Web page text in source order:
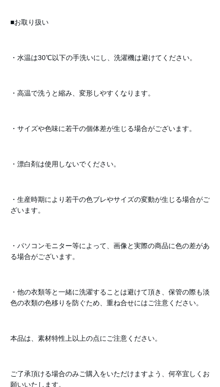
■お取り扱い
・水温は30℃以下の手洗いにし、洗濯機は避けてください。
・高温で洗うと縮み、変形しやすくなります。
・サイズや色味に若干の個体差が生じる場合がございます。
・漂白剤は使用しないでください。
・生産時期により若干の色ブレやサイズの変動が生じる場合がご
ざいます。
・パソコンモニター等によって、画像と実際の商品に色の差があ
る場合がございます。
・他の衣類等と一緒に洗濯することは避けて頂き、保管の際も淡
色の衣類の色移りを防ぐため、重ね合せにはご注意ください。
本品は、素材特性上以上の点にご注意ください。
ご了承頂ける場合のみご購入をいただけますよう、何卒宜しくお
願いいたします。